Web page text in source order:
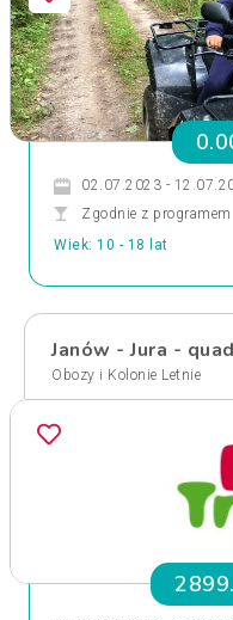
02.07.2023 -
Zgodnie z programem
Wiek: 10 - 18 lat
Janów - Jura -
Obozy i Kolonie Letnie